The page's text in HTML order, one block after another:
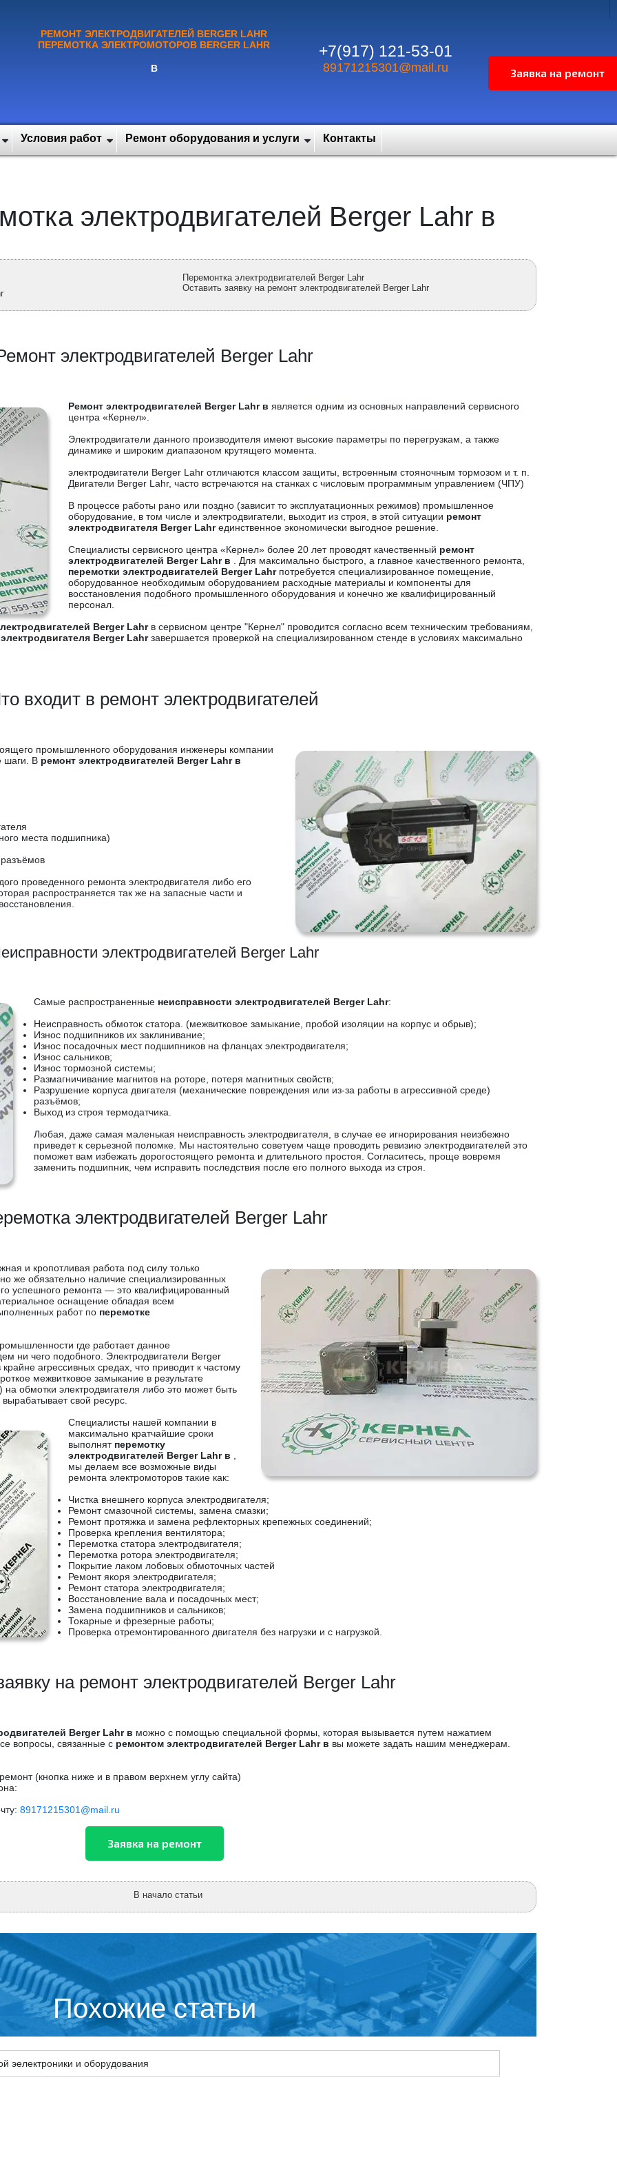
РЕМОНТ ЭЛЕКТРОДВИГАТЕЛЕЙ BERGER LAHR
ПЕРЕМОТКА ЭЛЕКТРОМОТОРОВ BERGER LAHR
В
+7(917) 121-53-01
89171215301@mail.ru
Условия работ Ремонт оборудования и услуги Контакты
электродвигателей Berger Lahr в
Перемонтка электродвигателей Berger Lahr
Оставить заявку на ремонт электродвигателей Berger Lahr
электродвигателей Berger Lahr
Ремонт электродвигателей Berger Lahr в является одним из основных направлений сервисного
центра «Кернел».
Электродвигатели данного производителя имеют высокие параметры по перегрузкам, а также
динамике и широким диапазоном крутящего момента.
электродвигатели Berger Lahr отличаются классом защиты, встроенным стояночным тормозом и т. п.
Двигатели Berger Lahr, часто встречаются на станках с числовым программным управлением (ЧПУ)
В процессе работы рано или поздно (зависит то эксплуатационных режимов) промышленное
оборудование, в том числе и электродвигатели, выходит из строя, в этой ситуации ремонт
электродвигателя Berger Lahrединственное экономически выгодное решение.
Специалисты сервисного центра «Кернел» более 20 лет проводят качественный ремонт
электродвигателей Berger Lahr в
. Для максимально быстрого, а главное качественного ремонта,
перемотки электродвигателей Berger Lahrпотребуется специализированное помещение,
оборудованное необходимым оборудованием расходные материалы и компоненты для
восстановления подобного промышленного оборудования и конечно же квалифицированный
персонал.
Berger Lahrв сервисном центре "Кернел" проводится согласно всем техническим требованиям,
Berger Lahrзавершается проверкой на специализированном стенде в условиях максимально
входит в ремонт электродвигателей
промышленного оборудования инженеры компании
шаги. В ремонт электродвигателей Berger Lahr в
места подшипника)
проведенного ремонта электродвигателя либо его
распространяется так же на запасные части и
электродвигателей Berger Lahr
Самые распространенные неисправности электродвигателей Berger Lahr:
Неисправность обмоток статора. (межвитковое замыкание, пробой изоляции на корпус и обрыв);
Износ подшипников их заклинивание;
Износ посадочных мест подшипников на фланцах электродвигателя;
Износ сальников;
Износ тормозной системы;
Размагничивание магнитов на роторе, потеря магнитных свойств;
Разрушение корпуса двигателя (механические повреждения или из-за работы в агрессивной среде)
разъёмов;
Выход из строя термодатчика.
Любая, даже самая маленькая неисправность электродвигателя, в случае ее игнорирования неизбежно
приведет к серьезной поломке. Мы настоятельно советуем чаще проводить ревизию электродвигателей это
поможет вам избежать дорогостоящего ремонта и длительного простоя. Согласитесь, проще вовремя
заменить подшипник, чем исправить последствия после его полного выхода из строя.
электродвигателей Berger Lahr
и кропотливая работа под силу только
же обязательно наличие специализированных
успешного ремонта — это квалифицированный
оснащение обладая всем
работ по перемотке
где работает данное
ни чего подобного. Электродвигатели Berger
агрессивных средах, что приводит к частому
межвитковое замыкание в результате
обмотки электродвигателя либо это может быть
свой ресурс.
Специалисты нашей компании в
максимально кратчайшие сроки
выполнят перемотку
электродвигателей Berger Lahr в
мы делаем все возможные виды
ремонта электромоторов такие как:
Чистка внешнего корпуса электродвигателя;
Ремонт смазочной системы, замена смазки;
Ремонт протяжка и замена рефлекторных крепежных соединений;
Проверка крепления вентилятора;
Перемотка статора электродвигателя;
Перемотка ротора электродвигателя;
Покрытие лаком лобовых обмоточных частей
Ремонт якоря электродвигателя;
Ремонт статора электродвигателя;
Восстановление вала и посадочных мест;
Замена подшипников и сальников;
Токарные и фрезерные работы;
Проверка отремонтированного двигателя без нагрузки и с нагрузкой.
на ремонт электродвигателей Berger Lahr
Berger Lahr в можно с помощью специальной формы, которая вызывается путем нажатием
вопросы, связанные с ремонтом электродвигателей Berger Lahr в вы можете задать нашим менеджерам.
(кнопка ниже и в правом верхнем углу сайта)
89171215301@mail.ru
В начало статьи
Похожие статьи
эелектроники и оборудования